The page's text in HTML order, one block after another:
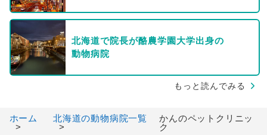
北海道で院長が酪農学園大学出身の
動物病院
もっと読んでみる
ホーム 北海道の動物病院一覧
かんのペットクリニッ
ク